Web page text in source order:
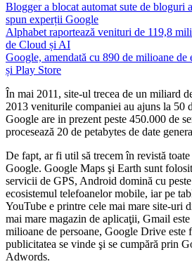
Blogger a blocat automat sute de bloguri
spun experții Google
Alphabet raportează venituri de 119,8
de Cloud și AI
Google, amendată cu 890 de milioane
și Play Store
În mai 2011, site-ul trecea de un miliard
2013 veniturile companiei au ajuns la 50
Google are in prezent peste 450.000 de
procesează 20 de petabytes de date
De fapt, ar fi util să trecem în revistă
Google. Google Maps şi Earth sunt
servicii de GPS, Android domină cu
ecosistemul telefoanelor mobile, iar pe
YouTube e printre cele mai mare site-uri
mai mare magazin de aplicaţii, Gmail
milioane de persoane, Google Drive este
publicitatea se vinde şi se cumpără prin
Adwords.